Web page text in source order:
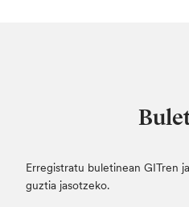
Erregistratu buletinean GITren
guztia jasotzeko.